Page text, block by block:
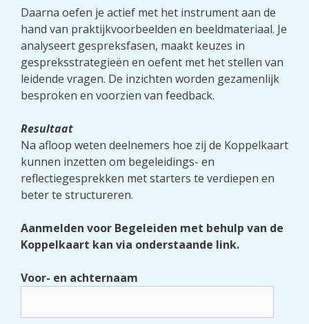
Daarna oefen je actief met het instrument aan de
hand van praktijkvoorbeelden en beeldmateriaal. Je
analyseert gespreksfasen, maakt keuzes in
gespreksstrategieën en oefent met het stellen van
leidende vragen. De inzichten worden gezamenlijk
besproken en voorzien van feedback.
Resultaat
Na afloop weten deelnemers hoe zij de Koppelkaart
kunnen inzetten om begeleidings- en
reflectiegesprekken met starters te verdiepen en
beter te structureren.
Aanmelden voor Begeleiden met behulp van de
Koppelkaart kan via onderstaande link.
Voor- en achternaam